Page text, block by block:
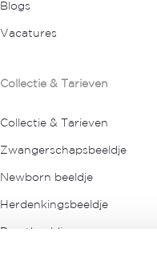
Blogs
Vacatures
Collectie & Tarieven
Collectie & Tarieven
Zwangerschapsbeeldje
Newborn beeldje
Herdenkingsbeeldje
Borstbeeldje